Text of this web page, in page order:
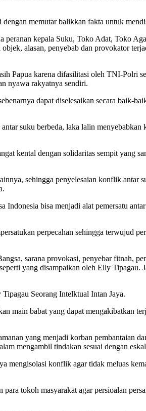
memutar balikkan fakta untuk
peranan kepala Suku, Toko Adat, Toko
alasan, penyebab dan provokator
Papua karena difasilitasi oleh TNI-Polri
nyawa rakyatnya sendiri.
dapat diselesaikan secara baik-
suku berbeda, laka lalin menyebabkan
kental dengan solidaritas sempit yang
sehingga penyelesaian konflik antar
Indonesia bisa menjadi alat pemersatu
perpecahan sehingga terwujud
sarana provokasi, penyebar fitnah,
yang disampaikan oleh Elly Tipagau.
Seorang Intelktual Intan Jaya.
main babat yang dapat mengakibatkan
yang menjadi korban pembantaian
mengambil tindakan sesuai dengan
mengisolasi konflik agar tidak meluas
tokoh masyarakat agar persioalan